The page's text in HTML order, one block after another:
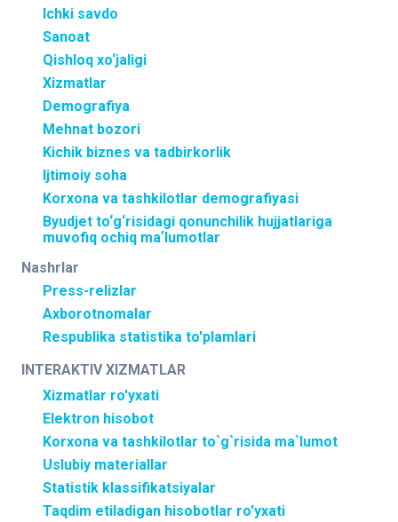
Ichki savdo
Sanoat
Qishloq xo‘jaligi
Xizmatlar
Demografiya
Mehnat bozori
Kichik biznes va tadbirkorlik
Ijtimoiy soha
Korxona va tashkilotlar demografiyasi
Byudjet to‘g‘risidagi qonunchilik hujjatlariga
muvofiq ochiq maʼlumotlar
Nashrlar
Press-relizlar
Axborotnomalar
Respublika statistika to'plamlari
INTERAKTIV XIZMATLAR
Xizmatlar ro'yxati
Elektron hisobot
Korxona va tashkilotlar to`g`risida ma`lumot
Uslubiy materiallar
Statistik klassifikatsiyalar
Taqdim etiladigan hisobotlar ro'yxati